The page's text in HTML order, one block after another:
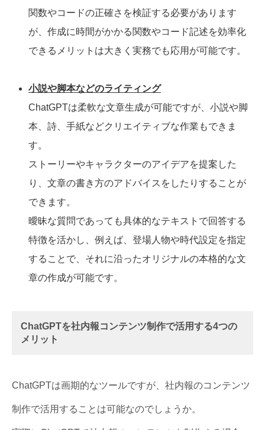
関数やコードの正確さを検証する必要があります
が、作成に時間がかかる関数やコード記述を効率化
できるメリットは大きく実務でも応用が可能です。
小説や脚本などのライティング
ChatGPTは柔軟な文章生成が可能ですが、小説や脚
本、詩、手紙などクリエイティブな作業もできま
す。
ストーリーやキャラクターのアイデアを提案した
り、文章の書き方のアドバイスをしたりすることが
できます。
曖昧な質問であっても具体的なテキストで回答する
特徴を活かし、例えば、登場人物や時代設定を指定
することで、それに沿ったオリジナルの本格的な文
章の作成が可能です。
ChatGPTを社内報コンテンツ制作で活用する4つの
メリット
ChatGPTは画期的なツールですが、社内報のコンテンツ
制作で活用することは可能なのでしょうか。